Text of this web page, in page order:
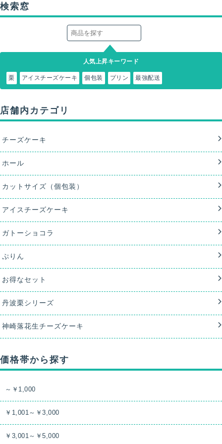
検索窓
人気上昇キーワード
栗 アイスチーズケーキ 個包装 プリン 最強配送
店舗内カテゴリ
チーズケーキ
ホール
カットサイズ（個包装）
アイスチーズケーキ
ガトーショコラ
ぷりん
お得なセット
丹波栗シリーズ
神崎落花生チーズケーキ
価格帯から探す
～￥1,000
￥1,001～￥3,000
￥3,001～￥5,000